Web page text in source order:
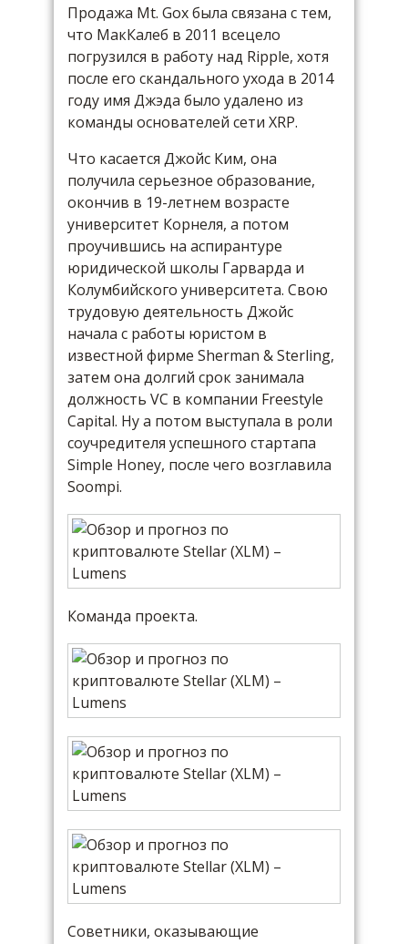
Продажа Mt. Gox была связана с тем,
что МакКалеб в 2011 всецело
погрузился в работу над Ripple, хотя
после его скандального ухода в 2014
году имя Джэда было удалено из
команды основателей сети XRP.
Что касается Джойс Ким, она
получила серьезное образование,
окончив в 19-летнем возрасте
университет Корнеля, а потом
проучившись на аспирантуре
юридической школы Гарварда и
Колумбийского университета. Свою
трудовую деятельность Джойс
начала с работы юристом в
известной фирме Sherman & Sterling,
затем она долгий срок занимала
должность VC в компании Freestyle
Capital. Ну а потом выступала в роли
соучредителя успешного стартапа
Simple Honey, после чего возглавила
Soompi.
Команда проекта.
Советники, оказывающие